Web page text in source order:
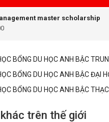
master scholarship
BỔNG DU HỌC ANH BẬC
BỔNG DU HỌC ANH BẬC ĐẠI
BỔNG DU HỌC ANH BẬC
trên thế giới